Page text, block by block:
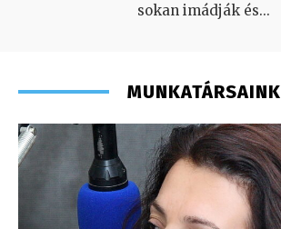
sokan imádják és...
MUNKATÁRSAINK